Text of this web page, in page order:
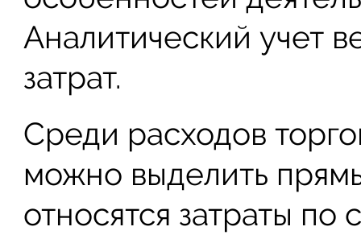
Аналитический учет
затрат.
Среди расходов
можно выделить
относятся затраты по